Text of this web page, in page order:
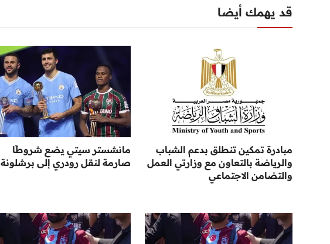
قد يهمك أيضا
مبادرة تمكين تنطلق بدعم الشباب
والرياضة بالتعاون مع وزارتي العمل
والتضامن الاجتماعي
مانشستر سيتي يضع شروطًا
صارمة لنقل رودري إلى برشلونة